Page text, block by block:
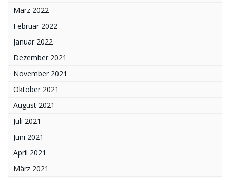
März 2022
Februar 2022
Januar 2022
Dezember 2021
November 2021
Oktober 2021
August 2021
Juli 2021
Juni 2021
April 2021
März 2021